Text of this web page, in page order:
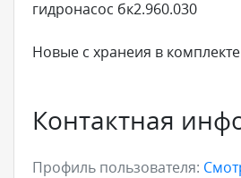
гидронасос бк2.960.030
Новые с хранеия в
Контактная
Профиль пользователя: